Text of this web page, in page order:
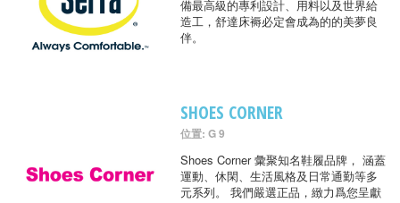
備最高級的專利設計、用料以及世界給
造工，舒達床褥必定會成為的的美夢良
伴。
SHOES CORNER
位置: G 9
Shoes Corner 彙聚知名鞋履品牌， 涵蓋
運動、休閑、生活風格及日常通勤等多
元系列。 我們嚴選正品，緻力爲您呈獻